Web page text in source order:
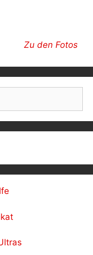
Zu den Fotos